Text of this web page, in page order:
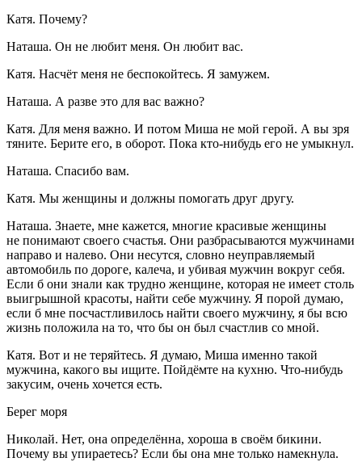
Катя. Почему?
Наташа. Он не любит меня. Он любит вас.
Катя. Насчёт меня не беспокойтесь. Я замужем.
Наташа. А разве это для вас важно?
Катя. Для меня важно. И потом Миша не мой герой. А вы зря
тяните. Берите его, в оборот. Пока кто-нибудь его не умыкнул.
Наташа. Спасибо вам.
Катя. Мы женщины и должны помогать друг другу.
Наташа. Знаете, мне кажется, многие красивые женщины
не понимают своего счастья. Они разбрасываются мужчинами
направо и налево. Они несутся, словно неуправляемый
автомобиль по дороге, калеча, и убивая мужчин вокруг себя.
Если б они знали как трудно женщине, которая не имеет столь
выигрышной красоты, найти себе мужчину. Я порой думаю,
если б мне посчастливилось найти своего мужчину, я бы всю
жизнь положила на то, что бы он был счастлив со мной.
Катя. Вот и не теряйтесь. Я думаю, Миша именно такой
мужчина, какого вы ищите. Пойдёмте на кухню. Что-нибудь
закусим, очень хочется есть.
Берег моря
Николай. Нет, она определённа, хороша в своём бикини.
Почему вы упираетесь? Если бы она мне только намекнула.